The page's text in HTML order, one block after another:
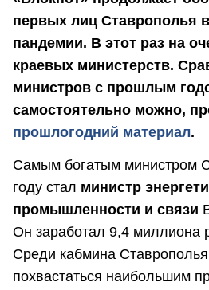
первых лиц Ставрополья
пандемии. В этот раз на
краевых министерств.
министров с прошлым
самостоятельно можно,
прошлогодний материал.
Самым богатым министром
году стал министр
промышленности и связи
Он заработал 9,4 миллиона
Среди кабмина
похвастаться наибольшим